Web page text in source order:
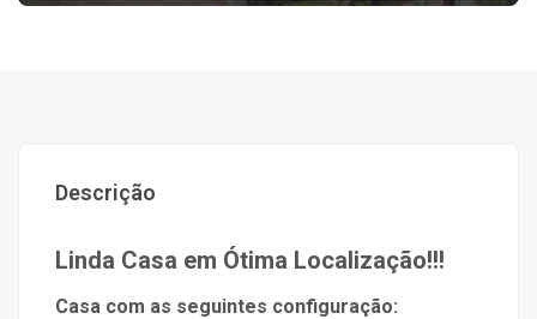
Descrição
Linda Casa em Ótima Localização!!!
Casa com as seguintes configuração: